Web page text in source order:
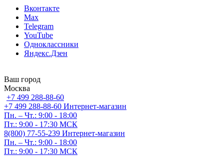
Вконтакте
Max
Telegram
YouTube
Одноклассники
Яндекс.Дзен
Ваш город
Москва
+7 499 288-88-60
+7 499 288-88-60 Интернет-магазин
Пн. – Чт.: 9:00 - 18:00
Пт.: 9:00 - 17:30 МСК
8(800) 77-55-239 Интернет-магазин
Пн. – Чт.: 9:00 - 18:00
Пт.: 9:00 - 17:30 МСК